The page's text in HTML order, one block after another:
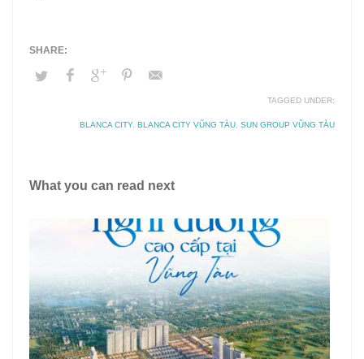
TAGGED UNDER:
BLANCA CITY, BLANCA CITY VŨNG TÀU SUN GROUP VŨNG TÀU
What you can read next